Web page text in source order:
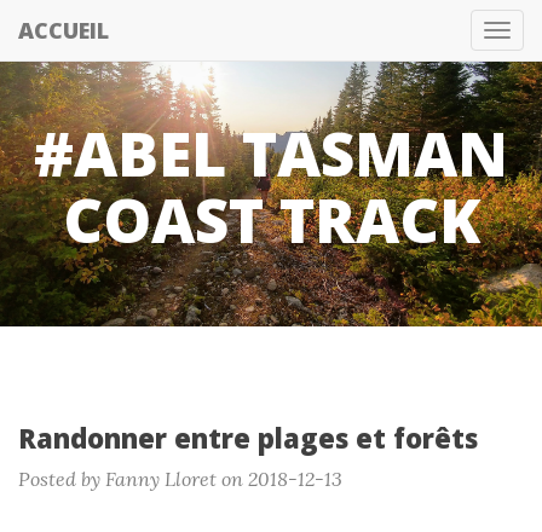
ACCUEIL
#ABEL TASMAN
COAST TRACK
Randonner entre plages et forêts
Posted by Fanny Lloret on 2018-12-13